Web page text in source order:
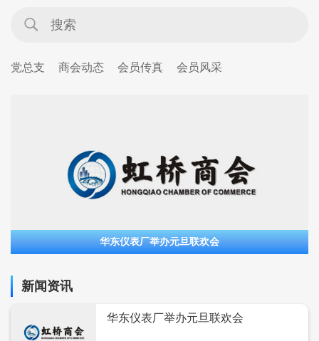
党总支 商会动态 会员传真 会员风采
华东仪表厂举办元旦联欢会
新闻资讯
华东仪表厂举办元旦联欢会